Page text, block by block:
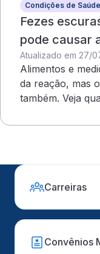
Condições de Saúde
Fezes
pode causar
Atualizado em 27/
Alimentos e
da reação, mas
também. Veja
Carreiras
Convênios